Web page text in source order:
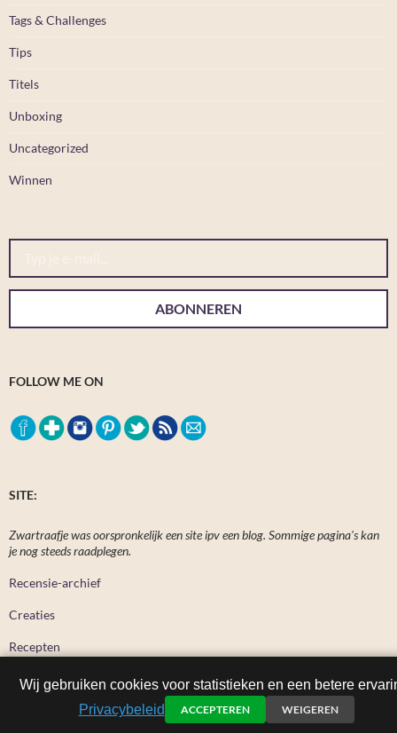
Tags & Challenges
Tips
Titels
Unboxing
Uncategorized
Winnen
Typ je e-mail...
ABONNEREN
FOLLOW ME ON
SITE:
Zwartraafje was oorspronkelijk een site ipv een blog. Sommige pagina's kan
je nog steeds raadplegen.
Recensie-archief
Creaties
Recepten
Wij gebruiken cookies voor statistieken en een betere
Privacybeleid
ACCEPTEREN WEIGEREN